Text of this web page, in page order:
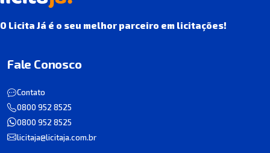
O Licita Já é o seu melhor parceiro em licitações!
Fale Conosco
Contato
0800 952 8525
0800 952 8525
licitaja@licitaja.com.br